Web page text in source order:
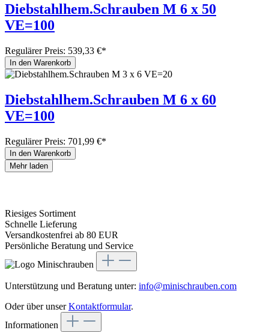
Diebstahlhem.Schrauben M 6 x 50
VE=100
Regulärer Preis: 539,33 €*
In den Warenkorb
Diebstahlhem.Schrauben M 6 x 60
VE=100
Regulärer Preis: 701,99 €*
In den Warenkorb
Mehr laden
Riesiges Sortiment
Schnelle Lieferung
Versandkostenfrei ab 80 EUR
Persönliche Beratung und Service
Unterstützung und Beratung unter: info@minischrauben.com
Oder über unserKontaktformular.
Informationen